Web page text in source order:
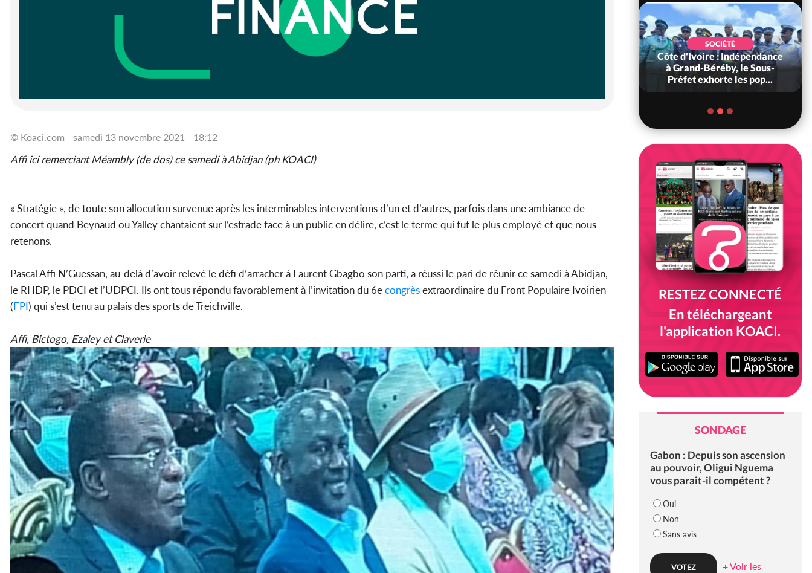
© Koaci.com - samedi 13 novembre 2021 - 18:12
Affi ici remerciant Méambly (de dos) ce samedi à Abidjan (ph KOACI)
« Stratégie », de toute son allocution survenue après les interminables interventions d’un et d’autres, parfois dans une ambiance de
concert quand Beynaud ou Yalley chantaient sur l’estrade face à un public en délire, c’est le terme qui fut le plus employé et que nous
retenons.
Pascal Affi N’Guessan, au-delà d’avoir relevé le défi d’arracher à Laurent Gbagbo son parti, a réussi le pari de réunir ce samedi à Abidjan,
le RHDP, le PDCI et l’UDPCI. Ils ont tous répondu favorablement à l’invitation du 6econgrèsextraordinaire du Front Populaire Ivoirien
(FPI) qui s’est tenu au palais des sports de Treichville.
Affi, Bictogo, Ezaley et Claverie
SOCIÉTÉ
Côte d'Ivoire : Indépendance
à Grand-Béréby, le Sous-
Préfet exhorte les pop...
RESTEZ CONNECTÉ
En téléchargeant
l'application KOACI.
SONDAGE
Gabon : Depuis son ascension
au pouvoir, Oligui Nguema
vous parait-il compétent ?
Oui
Non
Sans avis
+ Voir les